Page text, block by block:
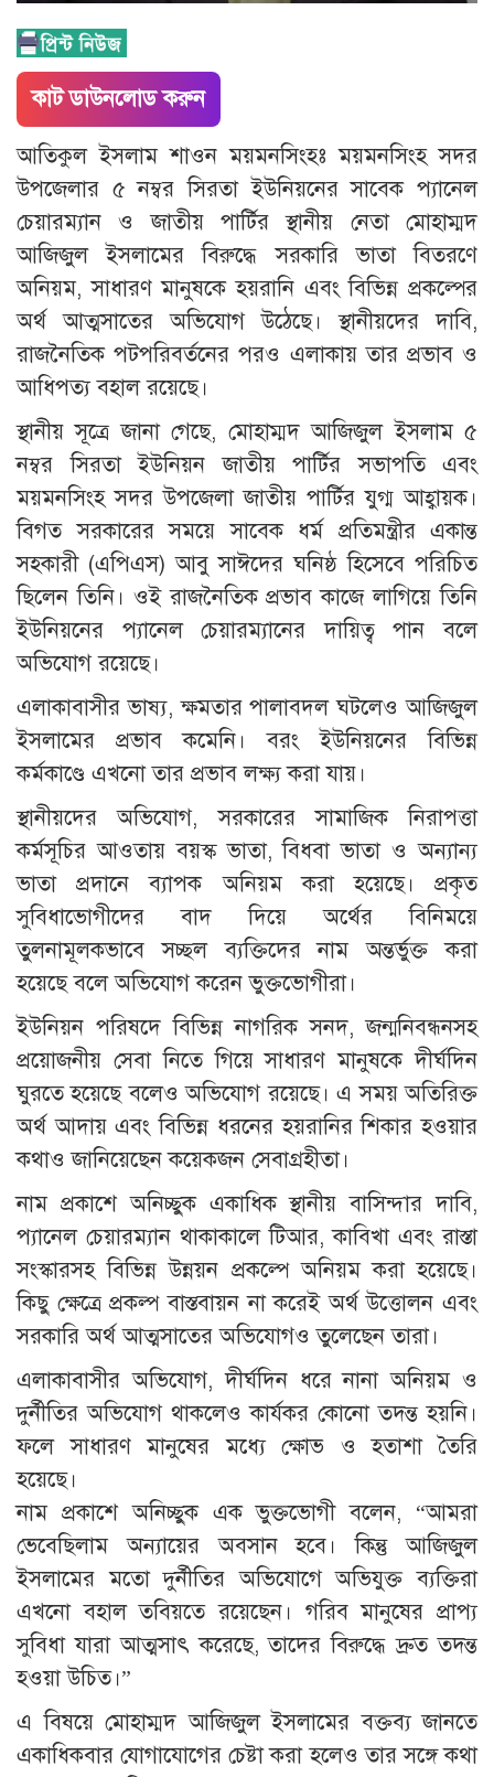
কাট ডাউনলোড করুন
আতিকুল ইসলাম শাওন ময়মনসিংহঃ ময়মনসিংহ সদর
উপজেলার ৫ নম্বর সিরতা ইউনিয়নের সাবেক প্যানেল
চেয়ারম্যান ও জাতীয় পার্টির স্থানীয় নেতা মোহাম্মদ
আজিজুল ইসলামের বিরুদ্ধে সরকারি ভাতা বিতরণে
অনিয়ম, সাধারণ মানুষকে হয়রানি এবং বিভিন্ন প্রকল্পের
অর্থ আত্মসাতের অভিযোগ উঠেছে। স্থানীয়দের দাবি,
রাজনৈতিক পটপরিবর্তনের পরও এলাকায় তার প্রভাব ও
আধিপত্য বহাল রয়েছে।
স্থানীয় সূত্রে জানা গেছে, মোহাম্মদ আজিজুল ইসলাম ৫
নম্বর সিরতা ইউনিয়ন জাতীয় পার্টির সভাপতি এবং
ময়মনসিংহ সদর উপজেলা জাতীয় পার্টির যুগ্ম আহ্বায়ক।
বিগত সরকারের সময়ে সাবেক ধর্ম প্রতিমন্ত্রীর একান্ত
সহকারী (এপিএস) আবু সাঈদের ঘনিষ্ঠ হিসেবে পরিচিত
ছিলেন তিনি। ওই রাজনৈতিক প্রভাব কাজে লাগিয়ে তিনি
ইউনিয়নের প্যানেল চেয়ারম্যানের দায়িত্ব পান বলে
অভিযোগ রয়েছে।
এলাকাবাসীর ভাষ্য, ক্ষমতার পালাবদল ঘটলেও আজিজুল
ইসলামের প্রভাব কমেনি। বরং ইউনিয়নের বিভিন্ন
কর্মকাণ্ডে এখনো তার প্রভাব লক্ষ্য করা যায়।
স্থানীয়দের অভিযোগ, সরকারের সামাজিক নিরাপত্তা
কর্মসূচির আওতায় বয়স্ক ভাতা, বিধবা ভাতা ও অন্যান্য
ভাতা প্রদানে ব্যাপক অনিয়ম করা হয়েছে। প্রকৃত
সুবিধাভোগীদের বাদ দিয়ে অর্থের বিনিময়ে
তুলনামূলকভাবে সচ্ছল ব্যক্তিদের নাম অন্তর্ভুক্ত করা
হয়েছে বলে অভিযোগ করেন ভুক্তভোগীরা।
ইউনিয়ন পরিষদে বিভিন্ন নাগরিক সনদ, জন্মনিবন্ধনসহ
প্রয়োজনীয় সেবা নিতে গিয়ে সাধারণ মানুষকে দীর্ঘদিন
ঘুরতে হয়েছে বলেও অভিযোগ রয়েছে। এ সময় অতিরিক্ত
অর্থ আদায় এবং বিভিন্ন ধরনের হয়রানির শিকার হওয়ার
কথাও জানিয়েছেন কয়েকজন সেবাগ্রহীতা।
নাম প্রকাশে অনিচ্ছুক একাধিক স্থানীয় বাসিন্দার দাবি,
প্যানেল চেয়ারম্যান থাকাকালে টিআর, কাবিখা এবং রাস্তা
সংস্কারসহ বিভিন্ন উন্নয়ন প্রকল্পে অনিয়ম করা হয়েছে।
কিছু ক্ষেত্রে প্রকল্প বাস্তবায়ন না করেই অর্থ উত্তোলন এবং
সরকারি অর্থ আত্মসাতের অভিযোগও তুলেছেন তারা।
এলাকাবাসীর অভিযোগ, দীর্ঘদিন ধরে নানা অনিয়ম ও
দুর্নীতির অভিযোগ থাকলেও কার্যকর কোনো তদন্ত হয়নি।
ফলে সাধারণ মানুষের মধ্যে ক্ষোভ ও হতাশা তৈরি
হয়েছে।
নাম প্রকাশে অনিচ্ছুক এক ভুক্তভোগী বলেন, “আমরা
ভেবেছিলাম অন্যায়ের অবসান হবে। কিন্তু আজিজুল
ইসলামের মতো দুর্নীতির অভিযোগে অভিযুক্ত ব্যক্তিরা
এখনো বহাল তবিয়তে রয়েছেন। গরিব মানুষের প্রাপ্য
সুবিধা যারা আত্মসাৎ করেছে, তাদের বিরুদ্ধে দ্রুত তদন্ত
হওয়া উচিত।”
এ বিষয়ে মোহাম্মদ আজিজুল ইসলামের বক্তব্য জানতে
একাধিকবার যোগাযোগের চেষ্টা করা হলেও তার সঙ্গে কথা